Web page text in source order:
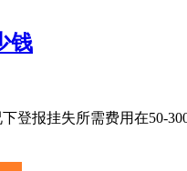
钱
登报挂失所需费用在50-